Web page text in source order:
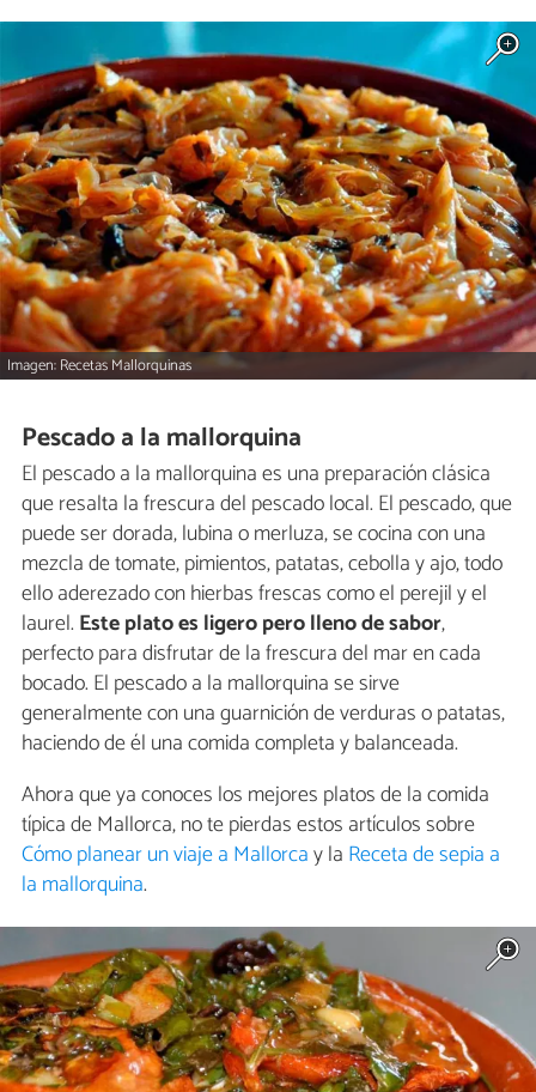
Imagen: Recetas Mallorquinas
Pescado a la mallorquina
El pescado a la mallorquina es una preparación clásica
que resalta la frescura del pescado local. El pescado, que
puede ser dorada, lubina o merluza, se cocina con una
mezcla de tomate, pimientos, patatas, cebolla y ajo, todo
ello aderezado con hierbas frescas como el perejil y el
laurel. Este plato es ligero pero lleno de sabor,
perfecto para disfrutar de la frescura del mar en cada
bocado. El pescado a la mallorquina se sirve
generalmente con una guarnición de verduras o patatas,
haciendo de él una comida completa y balanceada.
Ahora que ya conoces los mejores platos de la comida
típica de Mallorca, no te pierdas estos artículos sobre
Cómo planear un viaje a Mallorcay la Receta de sepia a
la mallorquina.